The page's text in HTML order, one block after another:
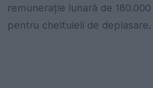
remunerație lunară de
pentru cheltuieli de deplasare.